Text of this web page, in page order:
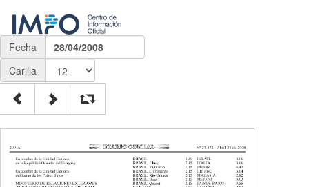
Fecha
28/04/2008
Carilla